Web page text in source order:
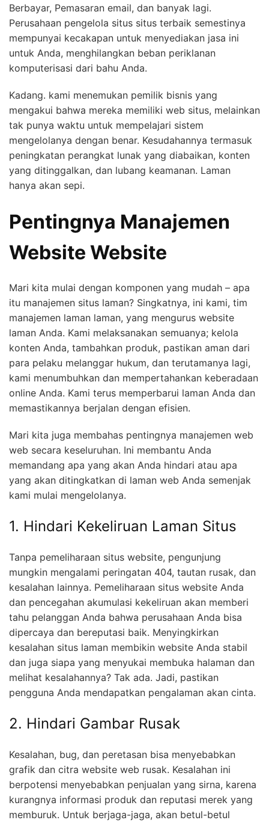
Berbayar, Pemasaran email, dan banyak lagi.
Perusahaan pengelola situs situs terbaik semestinya
mempunyai kecakapan untuk menyediakan jasa ini
untuk Anda, menghilangkan beban periklanan
komputerisasi dari bahu Anda.
Kadang. kami menemukan pemilik bisnis yang
mengakui bahwa mereka memiliki web situs, melainkan
tak punya waktu untuk mempelajari sistem
mengelolanya dengan benar. Kesudahannya termasuk
peningkatan perangkat lunak yang diabaikan, konten
yang ditinggalkan, dan lubang keamanan. Laman
hanya akan sepi.
Pentingnya Manajemen
Website Website
Mari kita mulai dengan komponen yang mudah – apa
itu manajemen situs laman? Singkatnya, ini kami, tim
manajemen laman laman, yang mengurus website
laman Anda. Kami melaksanakan semuanya; kelola
konten Anda, tambahkan produk, pastikan aman dari
para pelaku melanggar hukum, dan terutamanya lagi,
kami menumbuhkan dan mempertahankan keberadaan
online Anda. Kami terus memperbarui laman Anda dan
memastikannya berjalan dengan efisien.
Mari kita juga membahas pentingnya manajemen web
web secara keseluruhan. Ini membantu Anda
memandang apa yang akan Anda hindari atau apa
yang akan ditingkatkan di laman web Anda semenjak
kami mulai mengelolanya.
1. Hindari Kekeliruan Laman Situs
Tanpa pemeliharaan situs website, pengunjung
mungkin mengalami peringatan 404, tautan rusak, dan
kesalahan lainnya. Pemeliharaan situs website Anda
dan pencegahan akumulasi kekeliruan akan memberi
tahu pelanggan Anda bahwa perusahaan Anda bisa
dipercaya dan bereputasi baik. Menyingkirkan
kesalahan situs laman membikin website Anda stabil
dan juga siapa yang menyukai membuka halaman dan
melihat kesalahannya? Tak ada. Jadi, pastikan
pengguna Anda mendapatkan pengalaman akan cinta.
2. Hindari Gambar Rusak
Kesalahan, bug, dan peretasan bisa menyebabkan
grafik dan citra website web rusak. Kesalahan ini
berpotensi menyebabkan penjualan yang sirna, karena
kurangnya informasi produk dan reputasi merek yang
memburuk. Untuk berjaga-jaga, akan betul-betul